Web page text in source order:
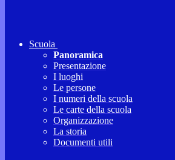
Scuola
Panoramica
Presentazione
I luoghi
Le persone
I numeri della scuola
Le carte della scuola
Organizzazione
La storia
Documenti utili